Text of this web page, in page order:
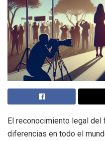
El reconocimiento legal
diferencias en todo el